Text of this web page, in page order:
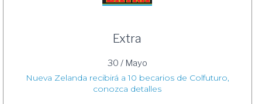
Extra
30 / Mayo
Nueva Zelanda recibirá a 10 becarios de Colfuturo,
conozca detalles